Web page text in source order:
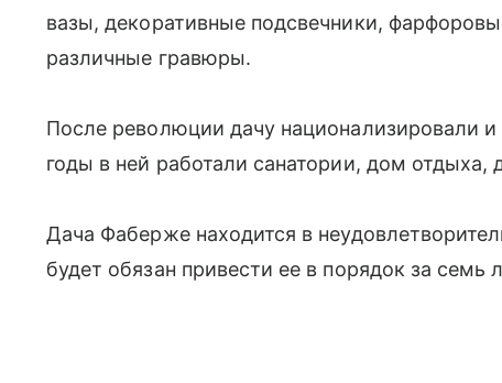
вазы, декоративные подсвечники,
различные гравюры.
После революции дачу национализировали и
годы в ней работали санатории, дом отдыха,
Дача Фаберже находится в
будет обязан привести ее в порядок за семь